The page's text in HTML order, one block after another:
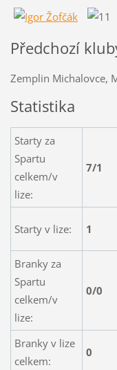
Předchozí
Zemplin Michalovce,
Statistika
Starty za
Spartu
celkem/v
lize:
7/1
Starty v lize: 1
Branky za
Spartu
celkem/v
lize:
0/0
Branky v lize
celkem:
0